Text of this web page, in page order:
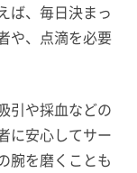
ば、毎日決まっ
や、点滴を必要
引や採血などの
に安心してサー
腕を磨くことも